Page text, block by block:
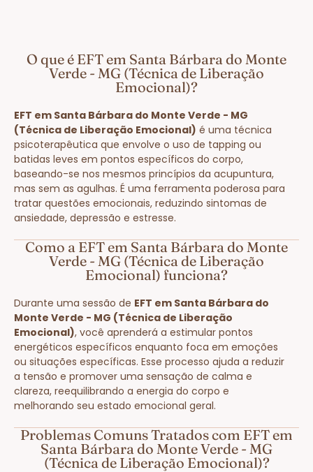
O que é EFT em Santa Bárbara do Monte
Verde - MG (Técnica de Liberação
Emocional)?
EFT em Santa Bárbara do Monte Verde - MG
(Técnica de Liberação Emocional) é uma técnica
psicoterapêutica que envolve o uso de tapping ou
batidas leves em pontos específicos do corpo,
baseando-se nos mesmos princípios da acupuntura,
mas sem as agulhas. É uma ferramenta poderosa para
tratar questões emocionais, reduzindo sintomas de
ansiedade, depressão e estresse.
Como a EFT em Santa Bárbara do Monte
Verde - MG (Técnica de Liberação
Emocional) funciona?
Durante uma sessão de EFT em Santa Bárbara do
Monte Verde - MG (Técnica de Liberação
Emocional), você aprenderá a estimular pontos
energéticos específicos enquanto foca em emoções
ou situações específicas. Esse processo ajuda a reduzir
a tensão e promover uma sensação de calma e
clareza, reequilibrando a energia do corpo e
melhorando seu estado emocional geral.
Problemas Comuns Tratados com EFT em
Santa Bárbara do Monte Verde - MG
(Técnica de Liberação Emocional)?